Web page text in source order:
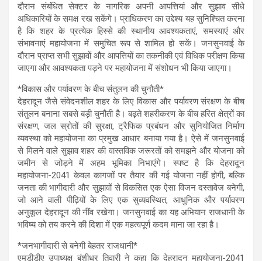
दौरान संबंधित सेक्टर के नागरिक अपनी आपत्तियां और सुझाव सीधे
अधिकारियों के समक्ष रख सकेंगे। प्राधिकरण का उद्देश्य यह सुनिश्चित करना
है कि शहर के प्रत्येक हिस्से की स्थानीय आवश्यकताएं, समस्याएं और
संभावनाएं महायोजना में समुचित रूप से शामिल हो सकें। जनसुनवाई के
दौरान प्राप्त सभी सुझावों और आपत्तियों का तकनीकी एवं विधिक परीक्षण किया
जाएगा और आवश्यकता पड़ने पर महायोजना में संशोधन भी किया जाएगा।
*विकास और पर्यावरण के बीच संतुलन की चुनौती*
देहरादून जैसे संवेदनशील शहर के लिए विकास और पर्यावरण संरक्षण के बीच
संतुलन बनाना सबसे बड़ी चुनौती है। बढ़ते शहरीकरण के बीच हरित क्षेत्रों का
संरक्षण, जल स्रोतों की सुरक्षा, ट्रैफिक प्रबंधन और सुनियोजित निर्माण
व्यवस्था को महायोजना का प्रमुख आधार बनाया गया है। ऐसे में जनसुनवाई
से मिलने वाले सुझाव शहर की वास्तविक जरूरतों को समझने और योजना को
जमीन से जोड़ने में अहम भूमिका निभाएंगे। स्पष्ट है कि देहरादून
महायोजना-2041 केवल कागजों पर तैयार की गई योजना नहीं होगी, बल्कि
जनता की भागीदारी और सुझावों से विकसित एक ऐसा विजन दस्तावेज बनेगी,
जो आने वाली पीढ़ियों के लिए एक सुव्यवस्थित, आधुनिक और पर्यावरण
अनुकूल देहरादून की नींव रखेगा। जनसुनवाई का यह अभियान राजधानी के
भविष्य को तय करने की दिशा में एक महत्वपूर्ण कदम माना जा रहा है।
*जनभागीदारी से बनेगी बेहतर राजधानी*
एमडीडीए उपाध्यक्ष बंशीधर तिवारी ने कहा कि देहरादून महायोजना-2041